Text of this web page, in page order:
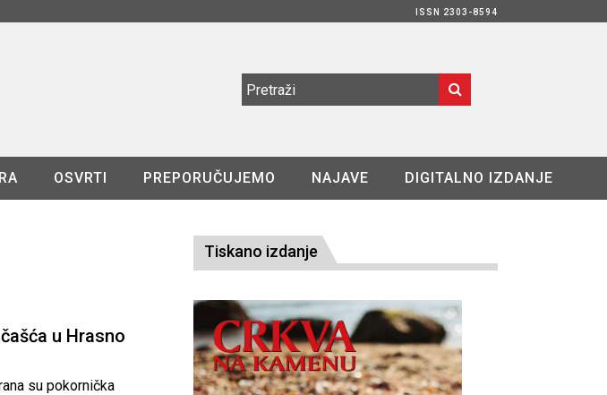
ISSN 2303-8594
OSVRTI PREPORUČUJEMO NAJAVE DIGITALNO IZDANJE
u Hrasno
su pokornička
Tiskano izdanje